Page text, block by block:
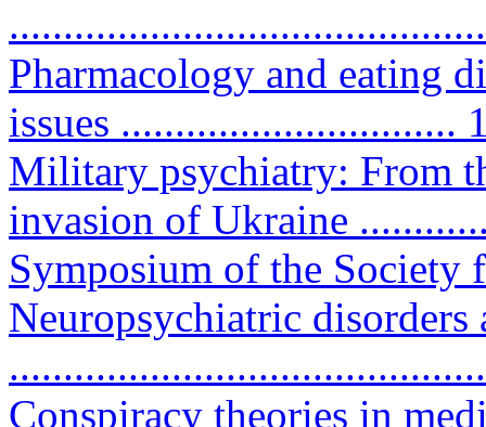
Pharmacology and eating
issues ...............................
Military psychiatry: From
invasion of Ukraine
Symposium of the
Neuropsychiatric disorders
Conspiracy theories in